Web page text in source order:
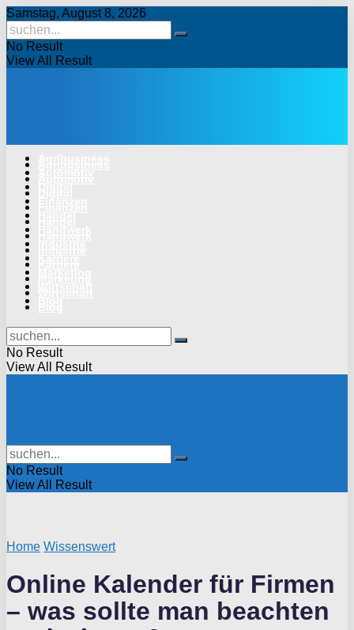
Samstag, August 8, 2026
No Result
View All Result
No Result
View All Result
No Result
View All Result
Home Wissenswert
Online Kalender für Firmen
– was sollte man beachten